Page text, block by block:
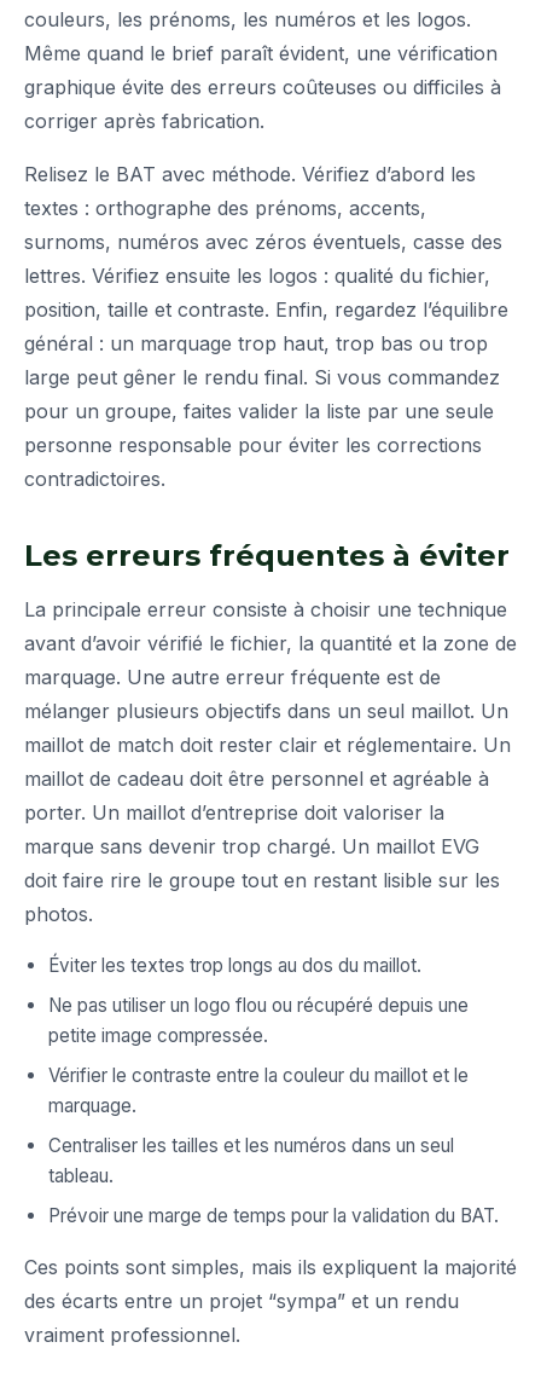
couleurs, les prénoms, les numéros et les logos.
Même quand le brief paraît évident, une vérification
graphique évite des erreurs coûteuses ou difficiles à
corriger après fabrication.
Relisez le BAT avec méthode. Vérifiez d’abord les
textes : orthographe des prénoms, accents,
surnoms, numéros avec zéros éventuels, casse des
lettres. Vérifiez ensuite les logos : qualité du fichier,
position, taille et contraste. Enfin, regardez l’équilibre
général : un marquage trop haut, trop bas ou trop
large peut gêner le rendu final. Si vous commandez
pour un groupe, faites valider la liste par une seule
personne responsable pour éviter les corrections
contradictoires.
Les erreurs fréquentes à éviter
La principale erreur consiste à choisir une technique
avant d’avoir vérifié le fichier, la quantité et la zone de
marquage. Une autre erreur fréquente est de
mélanger plusieurs objectifs dans un seul maillot. Un
maillot de match doit rester clair et réglementaire. Un
maillot de cadeau doit être personnel et agréable à
porter. Un maillot d’entreprise doit valoriser la
marque sans devenir trop chargé. Un maillot EVG
doit faire rire le groupe tout en restant lisible sur les
photos.
Éviter les textes trop longs au dos du maillot.
Ne pas utiliser un logo flou ou récupéré depuis une
petite image compressée.
Vérifier le contraste entre la couleur du maillot et le
marquage.
Centraliser les tailles et les numéros dans un seul
tableau.
Prévoir une marge de temps pour la validation du BAT.
Ces points sont simples, mais ils expliquent la majorité
des écarts entre un projet “sympa” et un rendu
vraiment professionnel.